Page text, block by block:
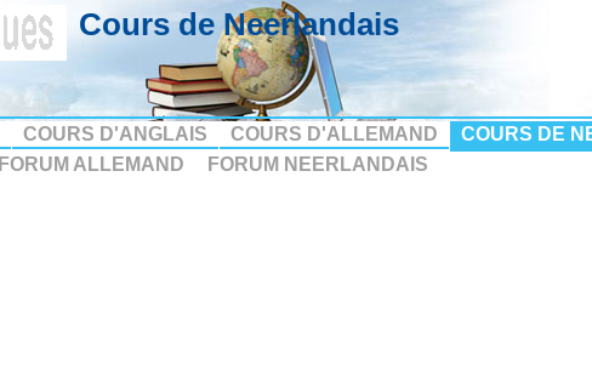
Cours de Neerlandais
COURS D'ANGLAIS COURS D'ALLEMAND
COURS DE
FORUM ALLEMAND FORUM NEERLANDAIS